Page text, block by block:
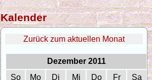
Kalender
Zurück zum aktuellen Monat
Dezember 2011
So
Mo Di Mi Do Fr Sa